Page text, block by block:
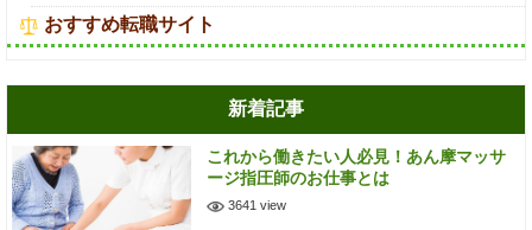
おすすめ転職サイト
新着記事
これから働きたい人必見！あん摩マッサ
ージ指圧師のお仕事とは
3641 view